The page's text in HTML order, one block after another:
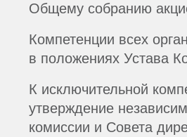
Общему собранию
Компетенции всех
в положениях Устава
К исключительной
утверждение
комиссии и Совета